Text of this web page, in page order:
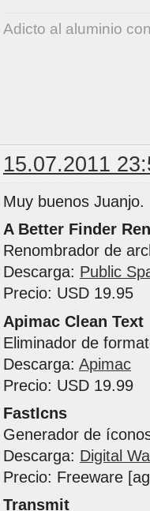
Adicto al aluminio
15.07.2011
Muy buenos
A Better Finder
Renombrador de
Descarga: Public
Precio: USD 19.95
Apimac Clean Text
Eliminador de
Descarga: Apimac
Precio: USD 19.99
FastIcns
Generador de
Descarga: Digital
Precio: Freeware
Transmit